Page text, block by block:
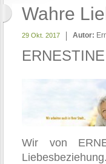
Wahre
29 Okt. 2017 Autor:
Wir von